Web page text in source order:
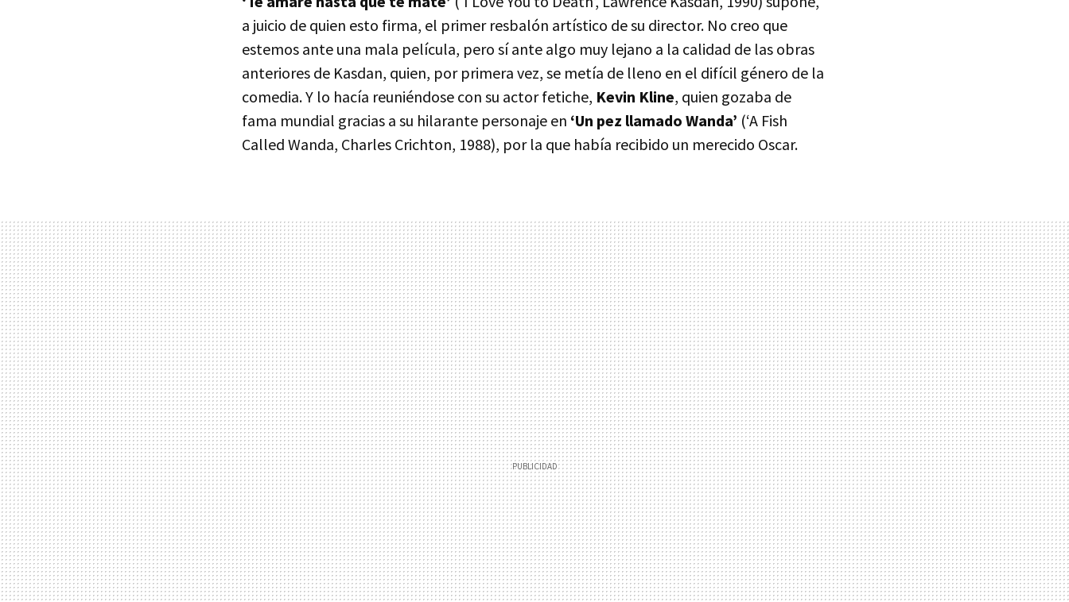
a juicio de quien esto firma, el primer resbalón artístico de su director. No creo que
estemos ante una mala película, pero sí ante algo muy lejano a la calidad de las obras
anteriores de Kasdan, quien, por primera vez, se metía de lleno en el difícil género de la
comedia. Y lo hacía reuniéndose con su actor fetiche, Kevin Kline, quien gozaba de
fama mundial gracias a su hilarante personaje en ‘Un pez llamado Wanda’ (‘A Fish
Called Wanda, Charles Crichton, 1988), por la que había recibido un merecido Oscar.